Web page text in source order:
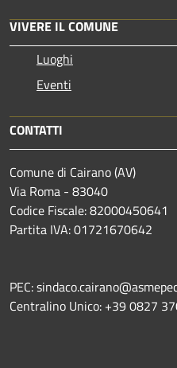
VIVERE IL COMUNE
Luoghi
Eventi
CONTATTI
Comune di Cairano (AV)
Via Roma - 83040
Codice Fiscale: 82000450641
Partita IVA: 01721670642
PEC:
Centralino Unico: +39 0827